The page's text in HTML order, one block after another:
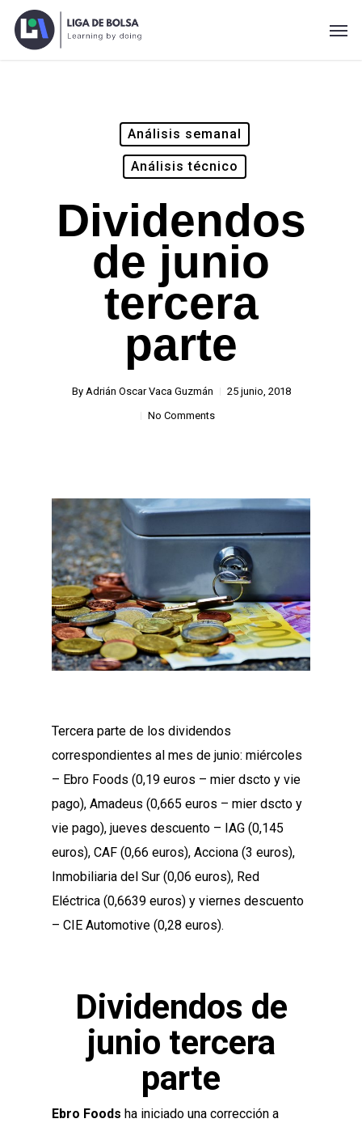
Skip
Análisis semanal
Análisis técnico
Dividendos
de junio
tercera
parte
By Adrián Oscar Vaca Guzmán
25 junio, 2018
No Comments
Tercera parte de los dividendos
correspondientes al mes de junio: miércoles
– Ebro Foods (0,19 euros – mier dscto y vie
pago), Amadeus (0,665 euros – mier dscto y
vie pago), jueves descuento – IAG (0,145
euros), CAF (0,66 euros), Acciona (3 euros),
Inmobiliaria del Sur (0,06 euros), Red
Eléctrica (0,6639 euros) y viernes descuento
– CIE Automotive (0,28 euros).
Dividendos de
junio tercera
parte
Ebro Foods ha iniciado una corrección a